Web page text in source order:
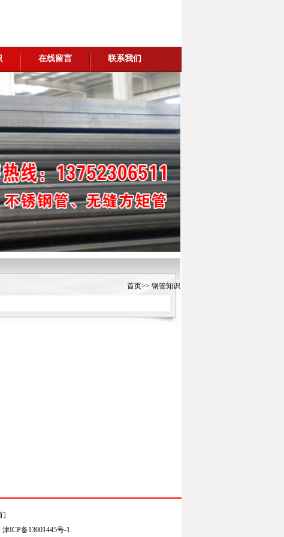
在线留言 联系我们
首页>> 钢管知识
ICP备13001445号-1